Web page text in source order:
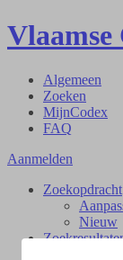
Vlaamse
Algemeen
Zoeken
MijnCodex
FAQ
Aanmelden
Zoekopdracht
Nieuw